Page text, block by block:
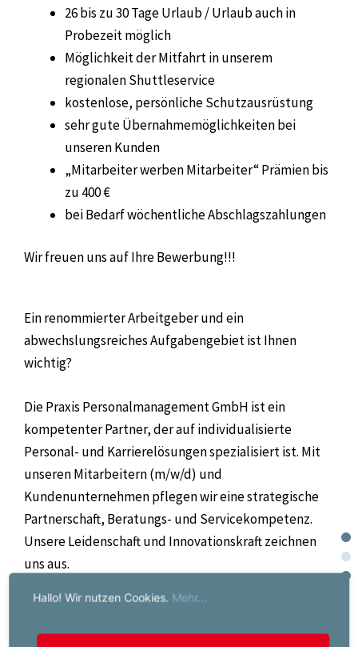
26 bis zu 30 Tage Urlaub / Urlaub auch in
Probezeit möglich
Möglichkeit der Mitfahrt in unserem
regionalen Shuttleservice
kostenlose, persönliche Schutzausrüstung
sehr gute Übernahmemöglichkeiten bei
unseren Kunden
„Mitarbeiter werben Mitarbeiter“ Prämien bis
zu 400 €
bei Bedarf wöchentliche Abschlagszahlungen
Wir freuen uns auf Ihre Bewerbung!!!
Ein renommierter Arbeitgeber und ein
abwechslungsreiches Aufgabengebiet ist Ihnen
wichtig?
Die Praxis Personalmanagement GmbH ist ein
kompetenter Partner, der auf individualisierte
Personal- und Karrierelösungen spezialisiert ist. Mit
unseren Mitarbeitern (m/w/d) und
Kundenunternehmen pflegen wir eine strategische
Partnerschaft, Beratungs- und Servicekompetenz.
Unsere Leidenschaft und Innovationskraft zeichnen
uns aus.
Ihre Karriere ist unsere Mission!
Kompetenz, die Erfahrung und den Teamgeist
Hallo! Wir nutzen Cookies. Mehr...